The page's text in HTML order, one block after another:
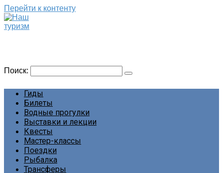
Перейти к контенту
Поиск:
Гиды
Билеты
Водные прогулки
Выставки и лекции
Квесты
Мастер-классы
Поездки
Рыбалка
Трансферы